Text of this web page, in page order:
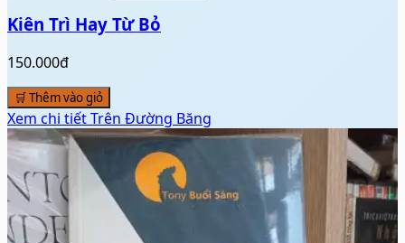
Kiên Trì Hay Từ Bỏ
150.000đ
🛒 Thêm vào giỏ
Xem chi tiếtTrên Đường Băng